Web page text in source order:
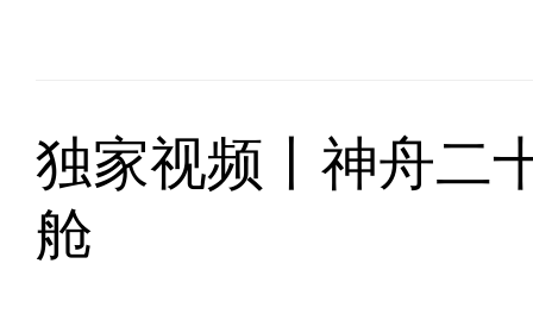
独家视频丨神舟二
舱